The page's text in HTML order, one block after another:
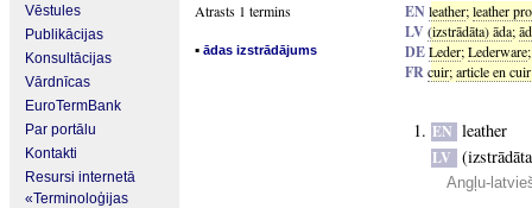
Vēstules
Publikācijas
Konsultācijas
Vārdnīcas
EuroTermBank
Par portālu
Kontakti
Resursi internetā
«Terminoloģijas
Atrasts 1 termins
▪ ādas izstrādājums
ENleather;leather
LV(izstrādāta) āda;
DELeder;Lederware
FRcuir;article en cuir
EN leather
LV
Angļu-